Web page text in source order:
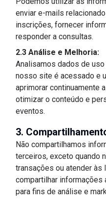
enviar e-mails
inscrições, fornecer
responder a consultas.
2.3 Análise e Melhoria:
Analisamos dados de
nosso site é acessado e
aprimorar continuamente
otimizar o conteúdo e
eventos.
3.
Não compartilhamos
terceiros, exceto quando
transações ou atender
compartilhar informações
para fins de análise e